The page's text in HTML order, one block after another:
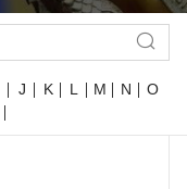
J K L M N
O